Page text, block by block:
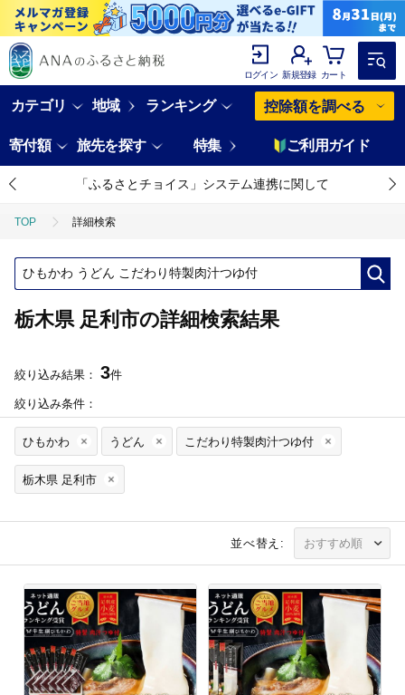
ログイン 新規登録 カート
カテゴリ 地域 ランキング 控除額を調べる
寄付額 旅先を探す 特集 ご利用ガイド
「ふるさとチョイス」システム連携に関して
TOP 詳細検索
栃木県 足利市の詳細検索結果
絞り込み結果： 3件
絞り込み条件：
ひもかわ うどん こだわり特製肉汁つゆ付
栃木県 足利市
並べ替え: